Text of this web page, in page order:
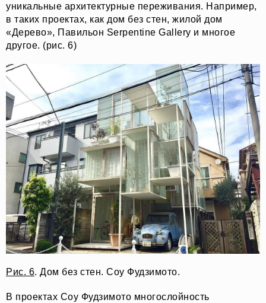
уникальные архитектурные переживания. Например,
в таких проектах, как дом без стен, жилой дом
«Дерево», Павильон Serpentine Gallery и многое
другое. (рис. 6)
Рис. 6. Дом без стен. Соу Фудзимото.
В проектах Соу Фудзимото многослойность